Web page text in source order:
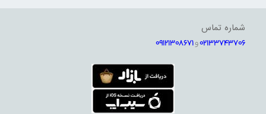
شماره تماس
02133743706و09121308671